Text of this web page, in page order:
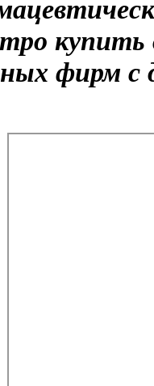
купить
фирм с